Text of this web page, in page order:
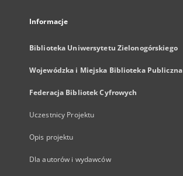
Informacje
Biblioteka Uniwersytetu Zielonogórskiego
Wojewódzka i Miejska Biblioteka Publiczna
Federacja Bibliotek Cyfrowych
Uczestnicy Projektu
Opis projektu
Dla autorów i wydawców